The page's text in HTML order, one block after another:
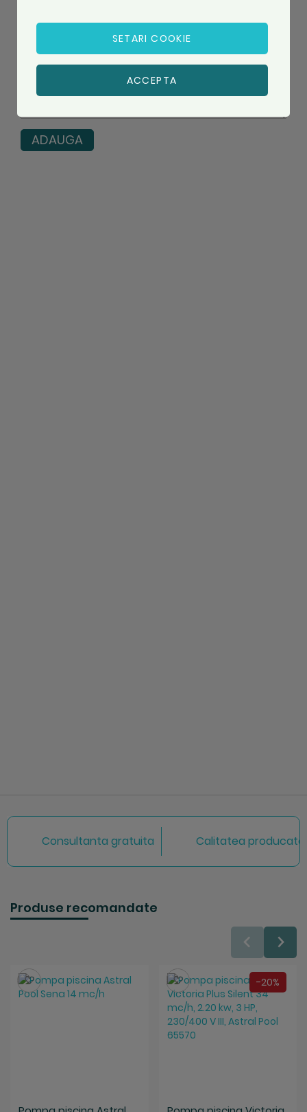
Recenzie
ADAUGA
Consultanta gratuita Calitatea
Produse recomandate
Salveaza -20%
Salveaza
ACCEPTA
SETARI COOKIE